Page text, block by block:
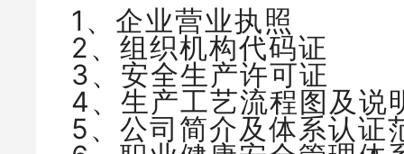
1、企业营业执照
2、组织机构代码证
3、安全生产许可证
4、生产工艺流程图及说
5、公司简介及体系认证